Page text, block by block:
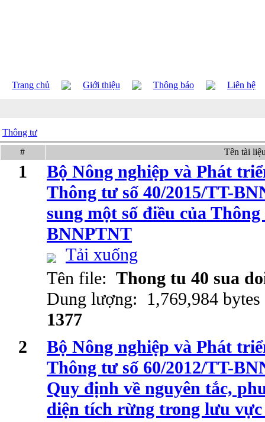
Trang chủ Giới thiệu Thông báo Liên hệ
Thông tư
#
Tên tài
1
Bộ Nông nghiệp và Phát
Thông tư số 40/2015/TT-
sung một số điều của
BNNPTNT
Tải xuống
Tên file: Thong tu 40 sua
Dung lượng: 1,769,984
1377
2
Bộ Nông nghiệp và Phát
Thông tư số 60/2012/TT-
Quy định về nguyên tắc,
diện tích rừng trong lưu